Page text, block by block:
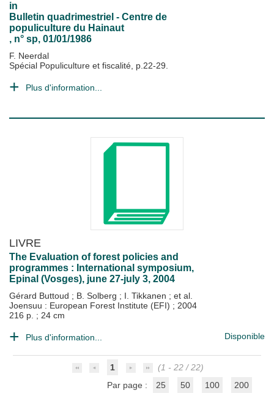
in
Bulletin quadrimestriel - Centre de
populiculture du Hainaut
, n° sp, 01/01/1986
F. Neerdal
Spécial Populiculture et fiscalité, p.22-29.
Plus d'information...
LIVRE
The Evaluation of forest policies and
programmes : International symposium,
Epinal (Vosges), june 27-july 3, 2004
Gérard Buttoud ; B. Solberg ; I. Tikkanen ; et al.
Joensuu : European Forest Institute (EFI) ; 2004
216 p. ; 24 cm
Plus d'information... Disponible
1
(1 - 22 / 22)
Par page :
25 50 100 200